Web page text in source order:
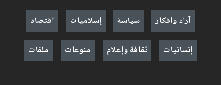
آراء وافكار
سياسة إسلاميات
اقتصاد
إنسانيات
ثقافة وإعلام منوعات ملفات